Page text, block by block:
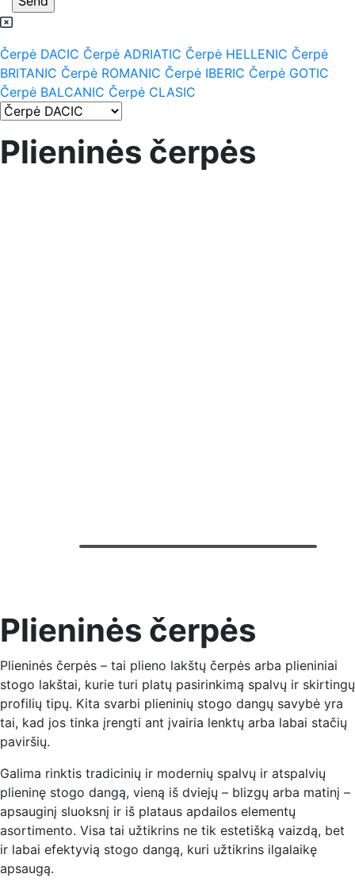
Čerpė DACIC Čerpė ADRIATIC Čerpė HELLENIC Čerpė
BRITANIC Čerpė ROMANIC Čerpė IBERIC Čerpė GOTIC
Čerpė BALCANIC Čerpė CLASIC
Plieninės čerpės
Plieninės čerpės
Plieninės čerpės – tai plieno lakštų čerpės arba plieniniai
stogo lakštai, kurie turi platų pasirinkimą spalvų ir skirtingų
profilių tipų. Kita svarbi plieninių stogo dangų savybė yra
tai, kad jos tinka įrengti ant įvairia lenktų arba labai stačių
paviršių.
Galima rinktis tradicinių ir modernių spalvų ir atspalvių
plieninę stogo dangą, vieną iš dviejų – blizgų arba matinį –
apsauginį sluoksnį ir iš plataus apdailos elementų
asortimento. Visa tai užtikrins ne tik estetišką vaizdą, bet
ir labai efektyvią stogo dangą, kuri užtikrins ilgalaikę
apsaugą.